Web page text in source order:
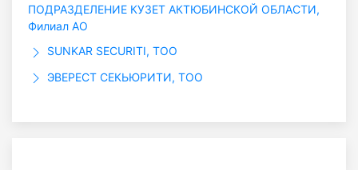
ПОДРАЗДЕЛЕНИЕ КУЗЕТ АКТЮБИНСКОЙ ОБЛАСТИ,
Филиал АО
SUNKAR SECURITI, ТОО
ЭВЕРЕСТ СЕКЬЮРИТИ, ТОО